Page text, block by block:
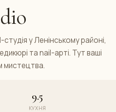
у Ленінському районі,
та nail-арті. Тут ваші
мистецтва.
9.5
КУХНЯ